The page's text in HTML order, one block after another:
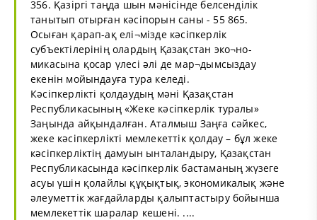
356. Қазіргі таңда шын мәнісінде белсенділік
танытып отырған кәсіпорын саны - 55 865.
Осыған қарап-ақ елі¬мізде кәсіпкерлік
субъектілерінің олардың Қазақстан эко¬но-
микасына қосар үлесі әлі де мар¬дымсыздау
екенін мойындауға тура келеді.
Кәсіпкерлікті қолдаудың мәні Қазақстан
Республикасының «Жеке кәсіпкерлік туралы»
Заңында айқындалған. Аталмыш Заңға сәйкес,
жеке кәсіпкерлікті мемлекеттік қолдау – бұл жеке
кәсіпкерліктің дамуын ынталандыру, Қазақстан
Республикасында кәсіпкерлік бастаманың жүзеге
асуы үшін қолайлы құқықтық, экономикалық және
әлеуметтік жағдайларды қалыптастыру бойынша
мемлекеттік шаралар кешені. ....